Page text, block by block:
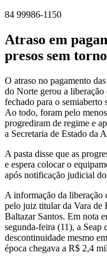
84 99986-1150
Atraso em
presos sem
O atraso no pagamento
do Norte gerou a
fechado para o semiaberto
Ao todo, foram pelo
progrediram de regime e
a Secretaria de Estado da
A pasta disse que as
e espera colocar o
após notificação judicial
A informação da liberação
pelo juiz titular da Vara de
Baltazar Santos. Em nota
segunda-feira (11), a Seap
descontinuidade mesmo
época chegava a R$ 2,4